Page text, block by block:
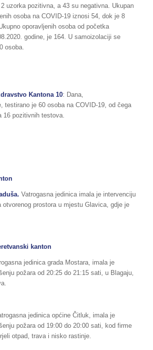
uzorka pozitivna, a 43 su negativna. Ukupan
osoba na COVID-19 iznosi 54, dok je 8
oporavljenih osoba od početka
godine, je 164. U samoizolaciji se
osoba.
Kantona 10: Dana,
testirano je 60 osoba na COVID-19, od čega
16 pozitivnih testova.
Vatrogasna jedinica imala je intervenciju
otvorenog prostora u mjestu Glavica, gdje je
kanton
jedinica grada Mostara, imala je
požara od 20:25 do 21:15 sati, u Blagaju,
jedinica općine Čitluk, imala je
požara od 19:00 do 20:00 sati, kod firme
otpad, trava i nisko rastinje.